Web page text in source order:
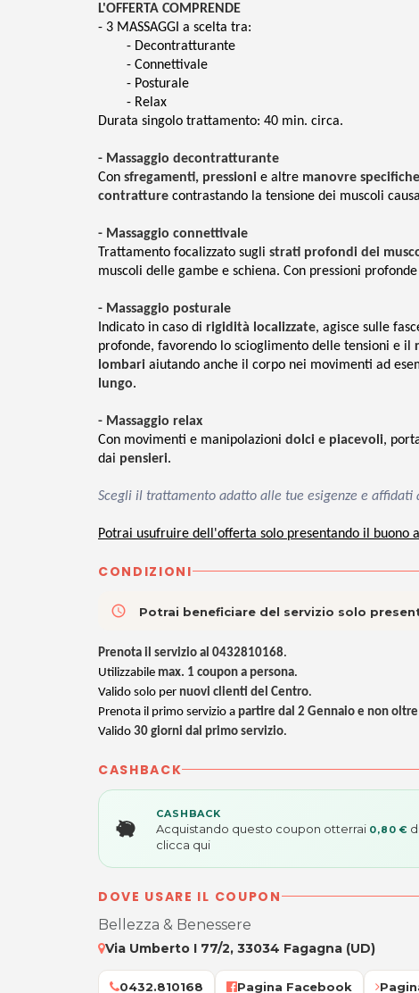
L'OFFERTA COMPRENDE
- 3 MASSAGGI a scelta tra:
- Decontratturante
- Connettivale
- Posturale
- Relax
Durata singolo trattamento: 40 min. circa.
- Massaggio decontratturante
Con sfregamenti, pressioni e altre manovre specifiche
contratture contrastando la tensione dei muscoli
- Massaggio connettivale
Trattamento focalizzato sugli strati profondi dei
muscoli delle gambe e schiena. Con pressioni
- Massaggio posturale
Indicato in caso di rigidità localizzate, agisce sulle
profonde, favorendo lo scioglimento delle tensioni e il
lombari aiutando anche il corpo nei movimenti ad
lungo.
- Massaggio relax
Con movimenti e manipolazioni dolci e piacevoli,
dai pensieri.
Scegli il trattamento adatto alle tue esigenze e affidati
Potrai usufruire dell'offerta solo presentando il buono
CONDIZIONI
access_time Potrai beneficiare del servizio solo
Prenota il servizio al 0432810168.
Utilizzabile max. 1 coupon a persona.
Valido solo per nuovi clienti del Centro.
Prenota il primo servizio a partire dal 2 Gennaio e non
Valido 30 giorni dal primo servizio.
CASHBACK
CASHBACK
Acquistando questo coupon otterrai 0,80 €
clicca qui
DOVE USARE IL COUPON
Bellezza & Benessere
Via Umberto I 77/2, 33034 Fagagna (UD)
0432.810168 Pagina Facebook